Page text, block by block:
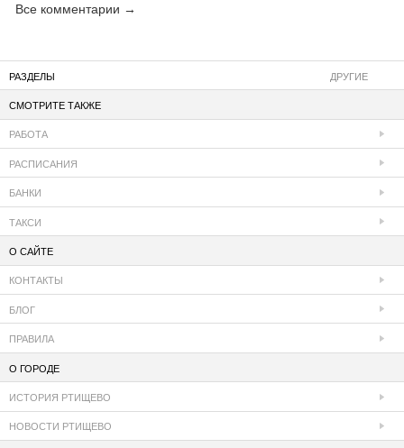
Все комментарии →
ДРУГИЕ
РАЗДЕЛЫ
СМОТРИТЕ ТАКЖЕ
РАБОТА
РАСПИСАНИЯ
БАНКИ
ТАКСИ
О САЙТЕ
КОНТАКТЫ
БЛОГ
ПРАВИЛА
О ГОРОДЕ
ИСТОРИЯ РТИЩЕВО
НОВОСТИ РТИЩЕВО